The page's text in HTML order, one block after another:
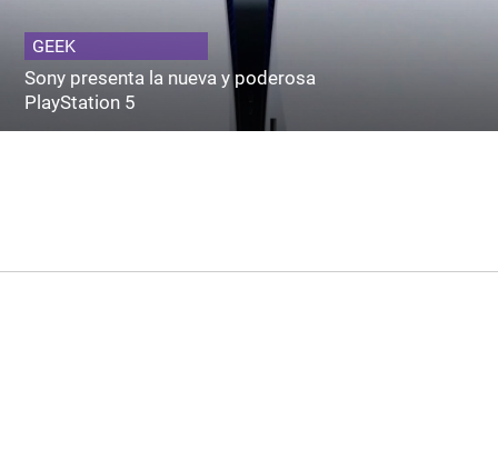
GEEK
Sony presenta la nueva y poderosa
PlayStation 5